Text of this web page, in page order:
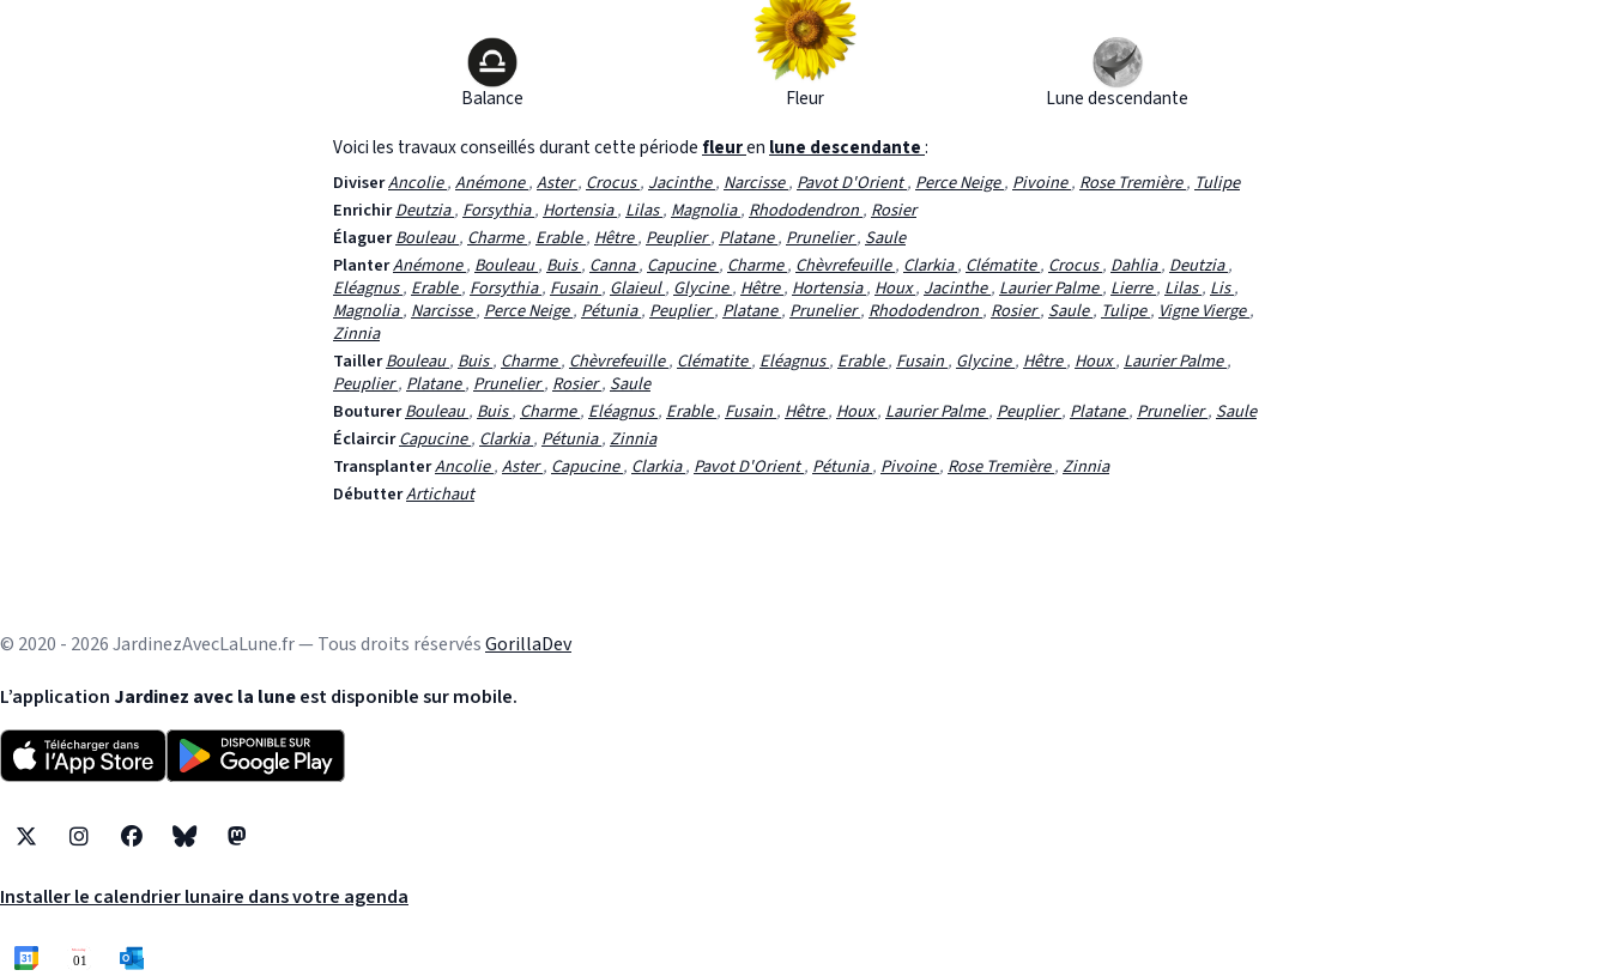
Balance Fleur
Lune descendante
Voici les travaux conseillés durant cette période fleuren lune descendante:
DiviserAncolie,Anémone,Aster, Crocus, Jacinthe, Narcisse, Pavot D'Orient, Perce Neige, Pivoine, Rose Tremière, Tulipe
EnrichirDeutzia, Forsythia, Hortensia, Lilas, Magnolia, Rhododendron, Rosier
ÉlaguerBouleau, Charme, Erable, Hêtre, Peuplier, Platane, Prunelier, Saule
PlanterAnémone, Bouleau, Buis, Canna, Capucine, Charme, Chèvrefeuille, Clarkia, Clématite, Crocus, Dahlia, Deutzia,
Eléagnus, Erable, Forsythia, Fusain, Glaieul, Glycine, Hêtre, Hortensia, Houx, Jacinthe, Laurier Palme, Lierre, Lilas, Lis,
Magnolia, Narcisse, Perce Neige, Pétunia, Peuplier, Platane, Prunelier, Rhododendron, Rosier, Saule, Tulipe, Vigne Vierge,
Zinnia
TaillerBouleau, Buis, Charme, Chèvrefeuille, Clématite, Eléagnus, Erable, Fusain, Glycine, Hêtre, Houx, Laurier Palme,
Peuplier, Platane, Prunelier, Rosier, Saule
BouturerBouleau, Buis, Charme, Eléagnus, Erable, Fusain, Hêtre, Houx, Laurier Palme, Peuplier, Platane, Prunelier, Saule
ÉclaircirCapucine, Clarkia, Pétunia,Zinnia
TransplanterAncolie,Aster, Capucine, Clarkia, Pavot D'Orient, Pétunia, Pivoine, Rose Tremière,Zinnia
DébutterArtichaut
© 2020 - 2026 JardinezAvecLaLune.fr — Tous droits réservésGorillaDev
L’application Jardinez avec la luneest disponible sur mobile.
X InstagramFacebookBlueskyMastodon
Installer le calendrier lunaire dans votre agenda